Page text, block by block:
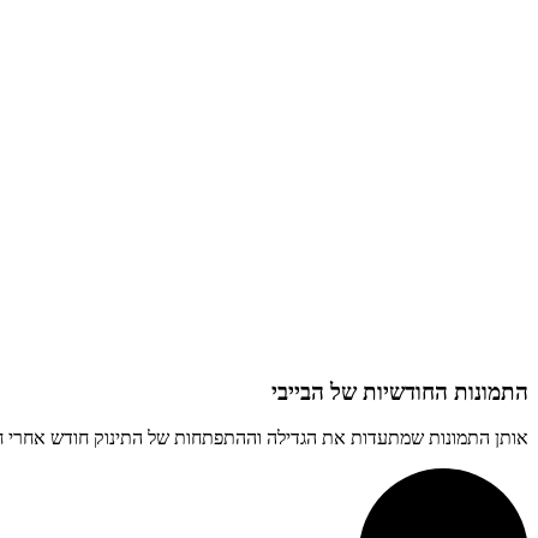
התמונות החודשיות של הבייבי
אותן התמונות שמתעדות את הגדילה וההתפתחות של התינוק חודש אחרי